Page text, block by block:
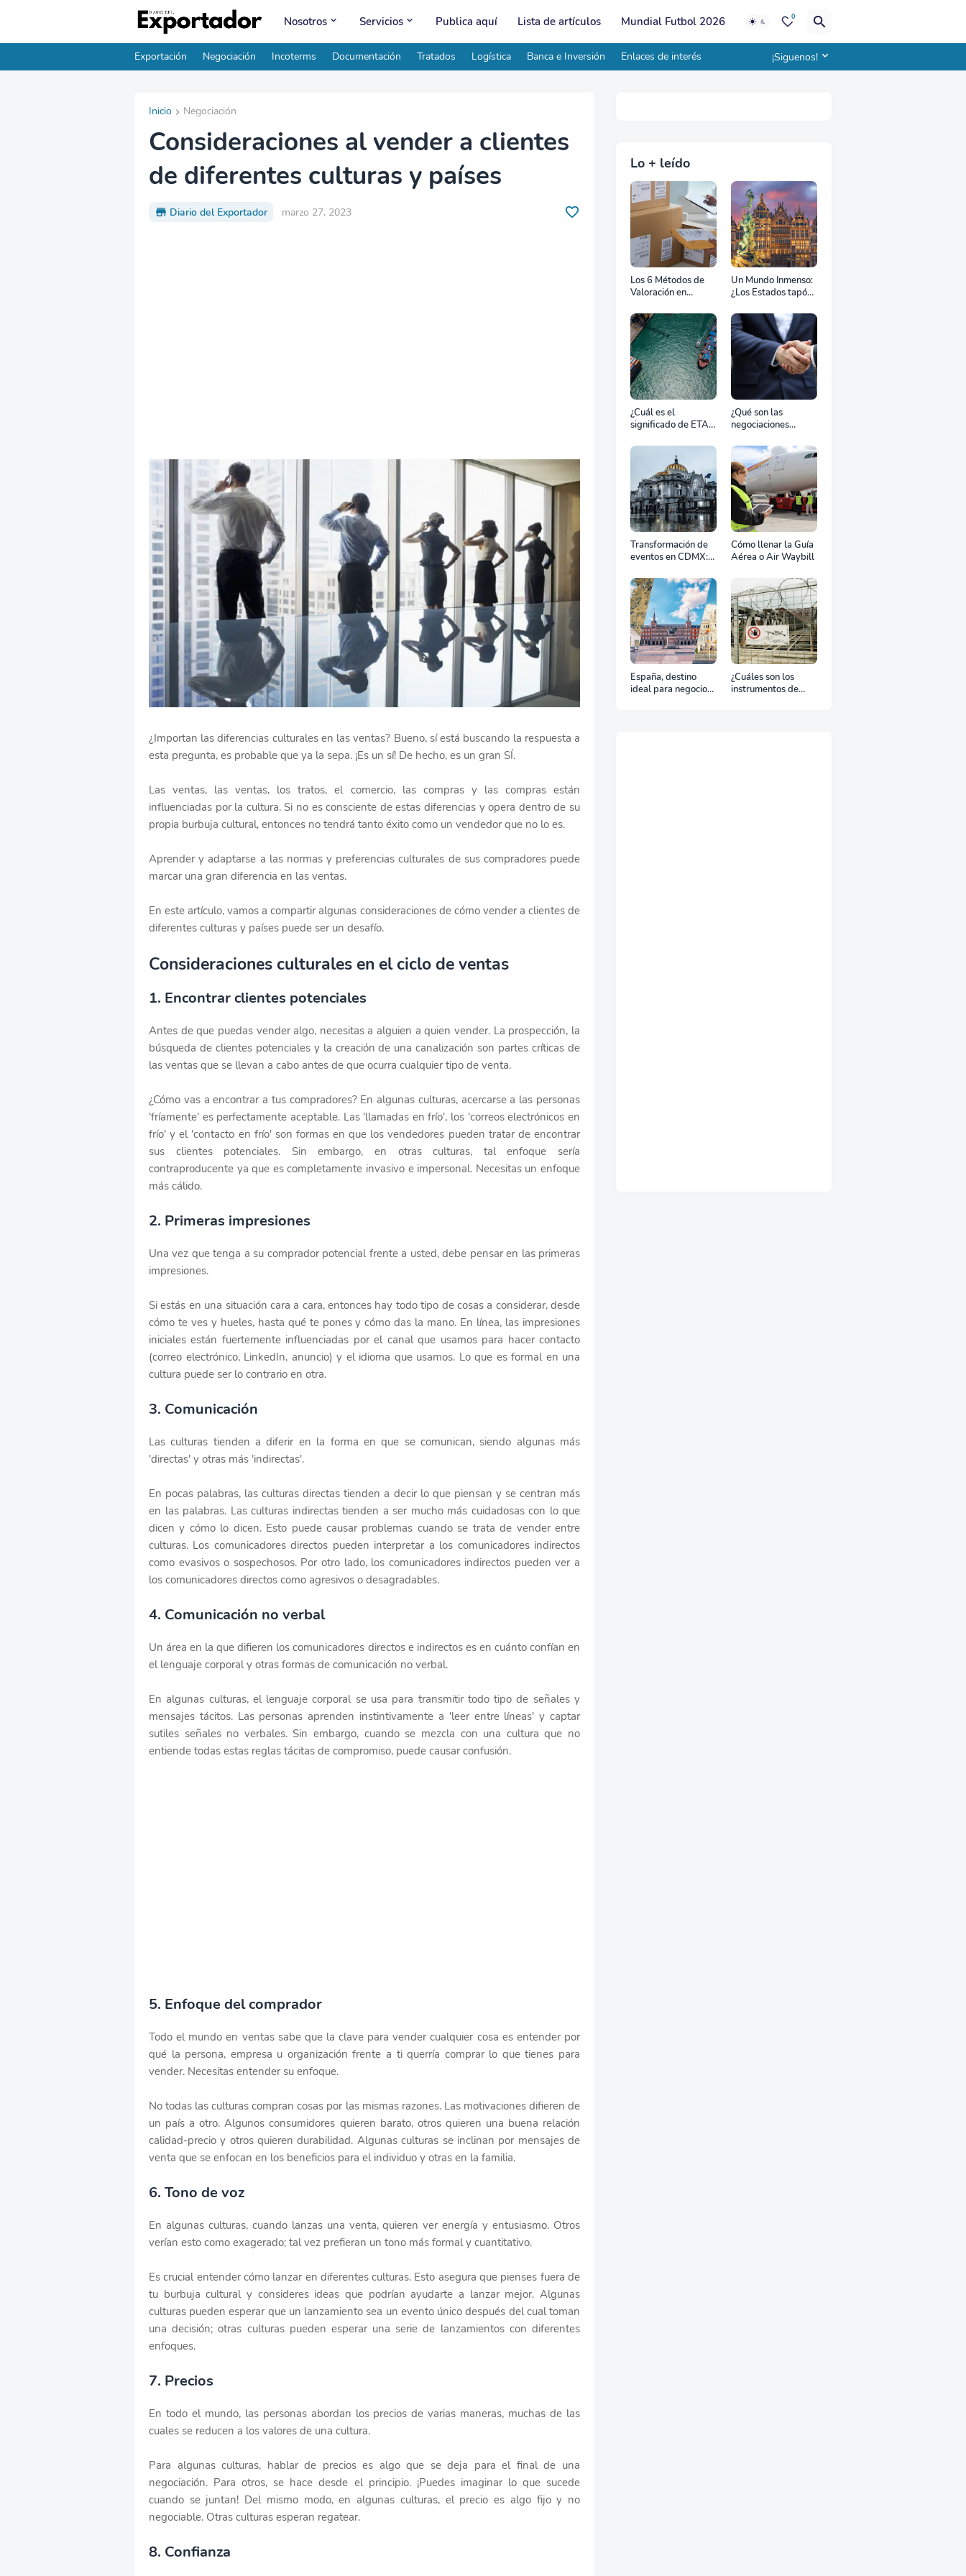
Nosotros Servicios Publica aquí Lista de artículos Mundial Futbol 2026 0
Exportación Negociación Incoterms Documentación Tratados Logística Banca e Inversión Enlaces de interés ¡Siguenos!
Inicio Negociación
Consideraciones al vender a clientes
de diferentes culturas y países
Diario del Exportador marzo 27, 2023
¿Importan las diferencias culturales en las ventas? Bueno, sí está buscando la respuesta a
esta pregunta, es probable que ya la sepa. ¡Es un sí! De hecho, es un gran SÍ.
Las ventas, las ventas, los tratos, el comercio, las compras y las compras están
influenciadas por la cultura. Si no es consciente de estas diferencias y opera dentro de su
propia burbuja cultural, entonces no tendrá tanto éxito como un vendedor que no lo es.
Aprender y adaptarse a las normas y preferencias culturales de sus compradores puede
marcar una gran diferencia en las ventas.
En este artículo, vamos a compartir algunas consideraciones de cómo vender a clientes de
diferentes culturas y países puede ser un desafío.
Consideraciones culturales en el ciclo de ventas
1. Encontrar clientes potenciales
Antes de que puedas vender algo, necesitas a alguien a quien vender. La prospección, la
búsqueda de clientes potenciales y la creación de una canalización son partes críticas de
las ventas que se llevan a cabo antes de que ocurra cualquier tipo de venta.
¿Cómo vas a encontrar a tus compradores? En algunas culturas, acercarse a las personas
'fríamente' es perfectamente aceptable. Las 'llamadas en frío', los 'correos electrónicos en
frío' y el 'contacto en frío' son formas en que los vendedores pueden tratar de encontrar
sus clientes potenciales. Sin embargo, en otras culturas, tal enfoque sería
contraproducente ya que es completamente invasivo e impersonal. Necesitas un enfoque
más cálido.
2. Primeras impresiones
Una vez que tenga a su comprador potencial frente a usted, debe pensar en las primeras
impresiones.
Si estás en una situación cara a cara, entonces hay todo tipo de cosas a considerar, desde
cómo te ves y hueles, hasta qué te pones y cómo das la mano. En línea, las impresiones
iniciales están fuertemente influenciadas por el canal que usamos para hacer contacto
(correo electrónico, LinkedIn, anuncio) y el idioma que usamos. Lo que es formal en una
cultura puede ser lo contrario en otra.
3. Comunicación
Las culturas tienden a diferir en la forma en que se comunican, siendo algunas más
'directas' y otras más 'indirectas'.
En pocas palabras, las culturas directas tienden a decir lo que piensan y se centran más
en las palabras. Las culturas indirectas tienden a ser mucho más cuidadosas con lo que
dicen y cómo lo dicen. Esto puede causar problemas cuando se trata de vender entre
culturas. Los comunicadores directos pueden interpretar a los comunicadores indirectos
como evasivos o sospechosos. Por otro lado, los comunicadores indirectos pueden ver a
los comunicadores directos como agresivos o desagradables.
4. Comunicación no verbal
Un área en la que difieren los comunicadores directos e indirectos es en cuánto confían en
el lenguaje corporal y otras formas de comunicación no verbal.
En algunas culturas, el lenguaje corporal se usa para transmitir todo tipo de señales y
mensajes tácitos. Las personas aprenden instintivamente a 'leer entre líneas' y captar
sutiles señales no verbales. Sin embargo, cuando se mezcla con una cultura que no
entiende todas estas reglas tácitas de compromiso, puede causar confusión.
5. Enfoque del comprador
Todo el mundo en ventas sabe que la clave para vender cualquier cosa es entender por
qué la persona, empresa u organización frente a ti querría comprar lo que tienes para
vender. Necesitas entender su enfoque.
No todas las culturas compran cosas por las mismas razones. Las motivaciones difieren de
un país a otro. Algunos consumidores quieren barato, otros quieren una buena relación
calidad-precio y otros quieren durabilidad. Algunas culturas se inclinan por mensajes de
venta que se enfocan en los beneficios para el individuo y otras en la familia.
6. Tono de voz
En algunas culturas, cuando lanzas una venta, quieren ver energía y entusiasmo. Otros
verían esto como exagerado; tal vez prefieran un tono más formal y cuantitativo.
Es crucial entender cómo lanzar en diferentes culturas. Esto asegura que pienses fuera de
tu burbuja cultural y consideres ideas que podrían ayudarte a lanzar mejor. Algunas
culturas pueden esperar que un lanzamiento sea un evento único después del cual toman
una decisión; otras culturas pueden esperar una serie de lanzamientos con diferentes
enfoques.
7. Precios
En todo el mundo, las personas abordan los precios de varias maneras, muchas de las
cuales se reducen a los valores de una cultura.
Para algunas culturas, hablar de precios es algo que se deja para el final de una
negociación. Para otros, se hace desde el principio. ¡Puedes imaginar lo que sucede
cuando se juntan! Del mismo modo, en algunas culturas, el precio es algo fijo y no
negociable. Otras culturas esperan regatear.
8. Confianza
Lo + leído
Los 6 Métodos de
Valoración en
Un Mundo Inmenso:
¿Los Estados tapón,
o zona de combate?
¿Cuál es el
significado de ETA,
el transporte
marítimo?
¿Qué son las
negociaciones
Transformación de
eventos en CDMX:
profesional de
equipos define el
éxito de tu
celebración
Cómo llenar la Guía
Aérea o Air Waybill
España, destino
ideal para negocios
¿Cuáles son los
instrumentos de